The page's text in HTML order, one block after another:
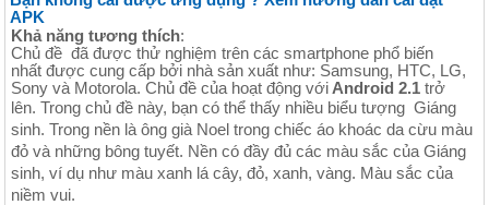
APK
Khả năng tương thích:
Chủ đề đã được thử nghiệm trên các smartphone phổ biến
nhất được cung cấp bởi nhà sản xuất như: Samsung, HTC, LG,
Sony và Motorola. Chủ đề của hoạt động với Android 2.1 trở
lên. Trong chủ đề này, bạn có thể thấy nhiều biểu tượng Giáng
sinh. Trong nền là ông già Noel trong chiếc áo khoác da cừu màu
đỏ và những bông tuyết. Nền có đầy đủ các màu sắc của Giáng
sinh, ví dụ như màu xanh lá cây, đỏ, xanh, vàng. Màu sắc của
niềm vui.